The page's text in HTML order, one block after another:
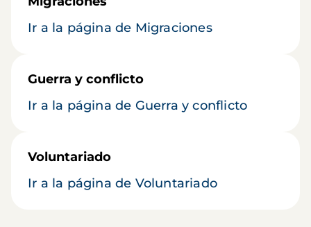
Ir a la página de Migraciones
Guerra y conflicto
Ir a la página de Guerra y conflicto
Voluntariado
Ir a la página de Voluntariado